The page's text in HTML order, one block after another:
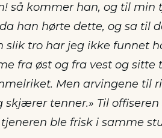
så kommer han, og til min
han hørte dette, og sa til
slik tro har jeg ikke funnet
fra øst og fra vest og sitte
Men arvingene til
tenner.» Til offiseren
ble frisk i samme